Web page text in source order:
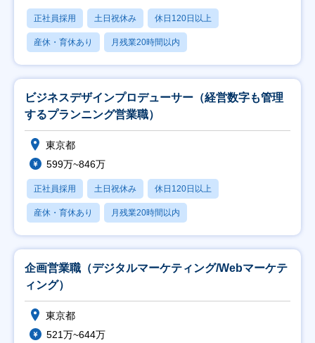
正社員採用 土日祝休み 休日120日以上
産休・育休あり 月残業20時間以内
ビジネスデザインプロデューサー（経営数字も管理
するプランニング営業職）
東京都
599万~846万
正社員採用 土日祝休み 休日120日以上
産休・育休あり 月残業20時間以内
企画営業職（デジタルマーケティング/Webマーケテ
ィング）
東京都
521万~644万